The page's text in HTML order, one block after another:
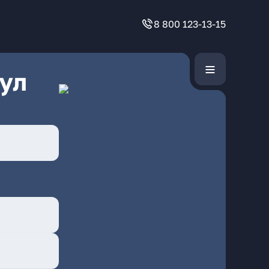
8 800 123-13-15